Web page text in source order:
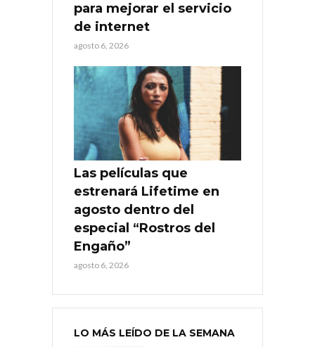
para mejorar el servicio
de internet
agosto 6, 2026
Las películas que
estrenará Lifetime en
agosto dentro del
especial “Rostros del
Engaño”
agosto 6, 2026
LO MÁS LEÍDO DE LA SEMANA